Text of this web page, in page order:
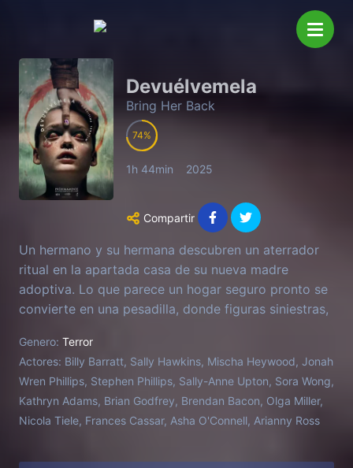
Devuélvemela
Bring Her Back
74
1h 44min 2025
Compartir
Un hermano y su hermana descubren un aterrador
ritual en la apartada casa de su nueva madre
adoptiva. Lo que parece un hogar seguro pronto se
convierte en una pesadilla, donde figuras siniestras,
los rodean.
Genero: Terror
Actores: Billy Barratt, Sally Hawkins, Mischa Heywood, Jonah
Wren Phillips, Stephen Phillips, Sally-Anne Upton, Sora Wong,
Kathryn Adams, Brian Godfrey, Brendan Bacon, Olga Miller,
Nicola Tiele, Frances Cassar, Asha O'Connell, Arianny Ross